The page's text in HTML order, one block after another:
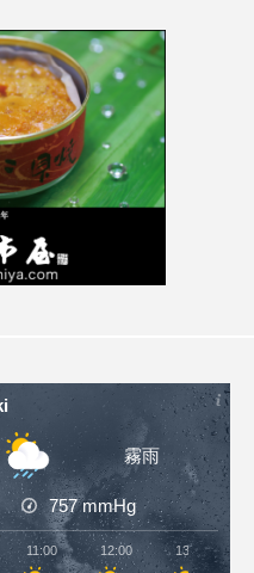
霧雨
757mmHg
11:00 12:00 13:00